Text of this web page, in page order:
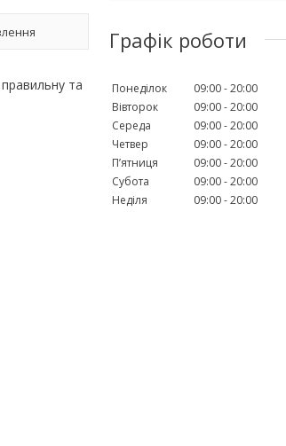
та
Графік роботи
Понеділок 09:00 20:00
Вівторок
09:00 20:00
Середа
09:00 20:00
Четвер
09:00 20:00
Пʼятниця
09:00 20:00
Субота
09:00 20:00
Неділя
09:00 20:00